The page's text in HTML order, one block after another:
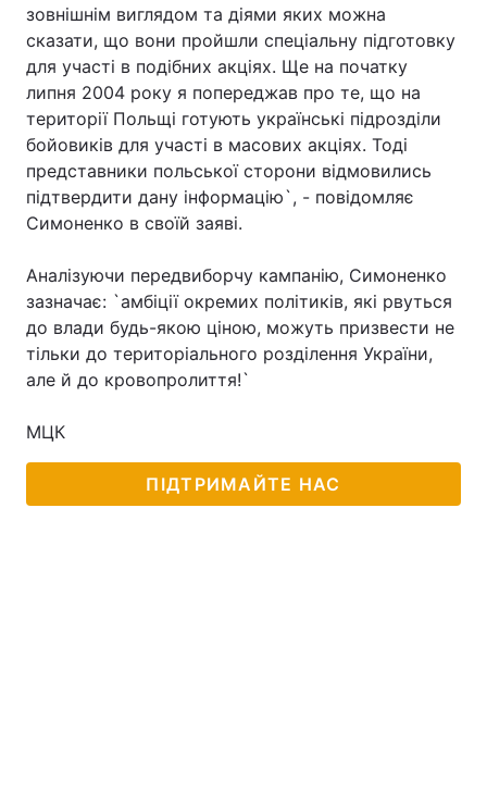
Головна Війна
Україна Політика
Економіка Світ
Спорт
Техно і зв'язок Лайт
Зброя Інциденти
Здоров'я Туризм
Екологія Регіони
Лонгріди
зовнішнім виглядом та діями яких можна
сказати, що вони пройшли спеціальну підготовку
для участі в подібних акціях. Ще на початку
липня 2004 року я попереджав про те, що на
території Польщі готують українські підрозділи
бойовиків для участі в масових акціях. Тоді
представники польської сторони відмовились
підтвердити дану інформацію`, - повідомляє
Симоненко в своїй заяві.
Аналізуючи передвиборчу кампанію, Симоненко
зазначає: `амбіції окремих політиків, які рвуться
до влади будь-якою ціною, можуть призвести не
тільки до територіального розділення України,
але й до кровопролиття!`
МЦК
ПІДТРИМАЙТЕ НАС